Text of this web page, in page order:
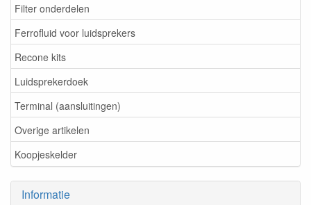
Filter onderdelen
Ferrofluid voor luidsprekers
Recone kits
Luidsprekerdoek
Terminal (aansluitingen)
Overige artikelen
Koopjeskelder
Informatie